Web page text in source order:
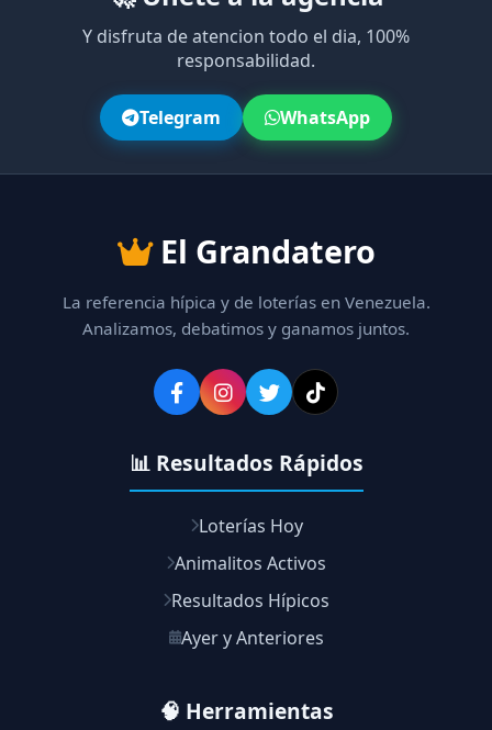
Y disfruta de atencion todo el dia, 100%
responsabilidad.
Telegram WhatsApp
El Grandatero
La referencia hípica y de loterías en Venezuela.
Analizamos, debatimos y ganamos juntos.
📊 Resultados Rápidos
Loterías Hoy
Animalitos Activos
Resultados Hípicos
Ayer y Anteriores
🧠 Herramientas